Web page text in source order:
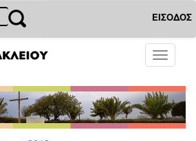
ΕΙΣΟΔΟΣ
Toggle